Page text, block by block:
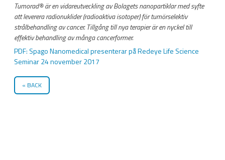
Tumorad®är en vidareutveckling av Bolagets nanopartiklar med syfte
att leverera radionuklider (radioaktiva isotoper) för tumörselektiv
strålbehandling av cancer. Tillgång till nya terapier är en nyckel till
effektiv behandling av många cancerformer.
PDF: Spago Nanomedical presenterar på Redeye Life Science
Seminar 24 november 2017
BACK